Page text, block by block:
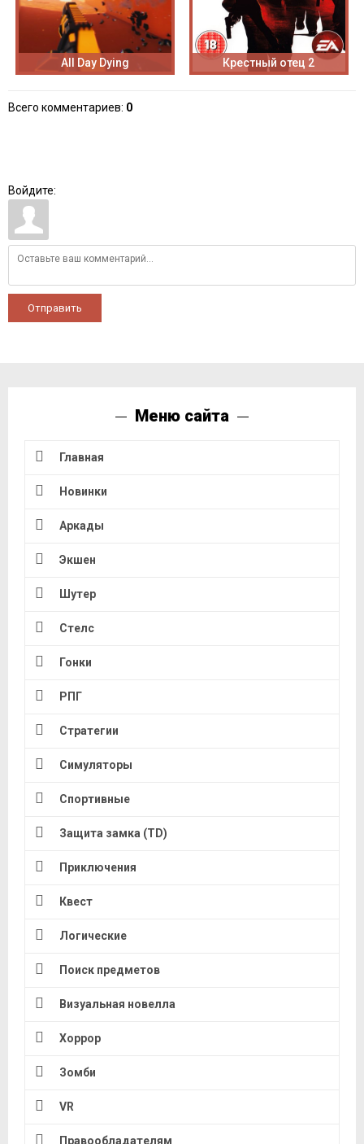
All Day Dying Крестный отец 2
Всего комментариев: 0
Войдите:
Отправить
Меню сайта
Главная
Новинки
Аркады
Экшен
Шутер
Стелс
Гонки
РПГ
Стратегии
Симуляторы
Спортивные
Защита замка (TD)
Приключения
Квест
Логические
Поиск предметов
Визуальная новелла
Хоррор
Зомби
VR
Правообладателям